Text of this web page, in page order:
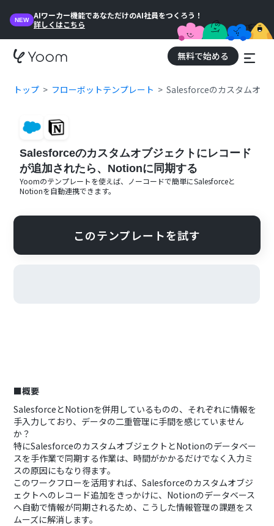
NEW
AIワーカー機能であなただけのAI社員をつくろう！
詳しくはこちら
無料で始める
トップ フローボットテンプレート Salesforceのカスタムオブ
Salesforceのカスタムオブジェクトにレコード
が追加されたら、Notionに同期する
Yoomのテンプレートを使えば、ノーコードで簡単にSalesforceと
Notionを自動連携できます。
このテンプレートを試す
■概要
SalesforceとNotionを併用しているものの、それぞれに情報を
手入力しており、データの二重管理に手間を感じていません
か？
特にSalesforceのカスタムオブジェクトとNotionのデータベー
スを手作業で同期する作業は、時間がかかるだけでなく入力ミ
スの原因にもなり得ます。
このワークフローを活用すれば、Salesforceのカスタムオブジ
ェクトへのレコード追加をきっかけに、Notionのデータベース
へ自動で情報が同期されるため、こうした情報管理の課題をス
ムーズに解消します。